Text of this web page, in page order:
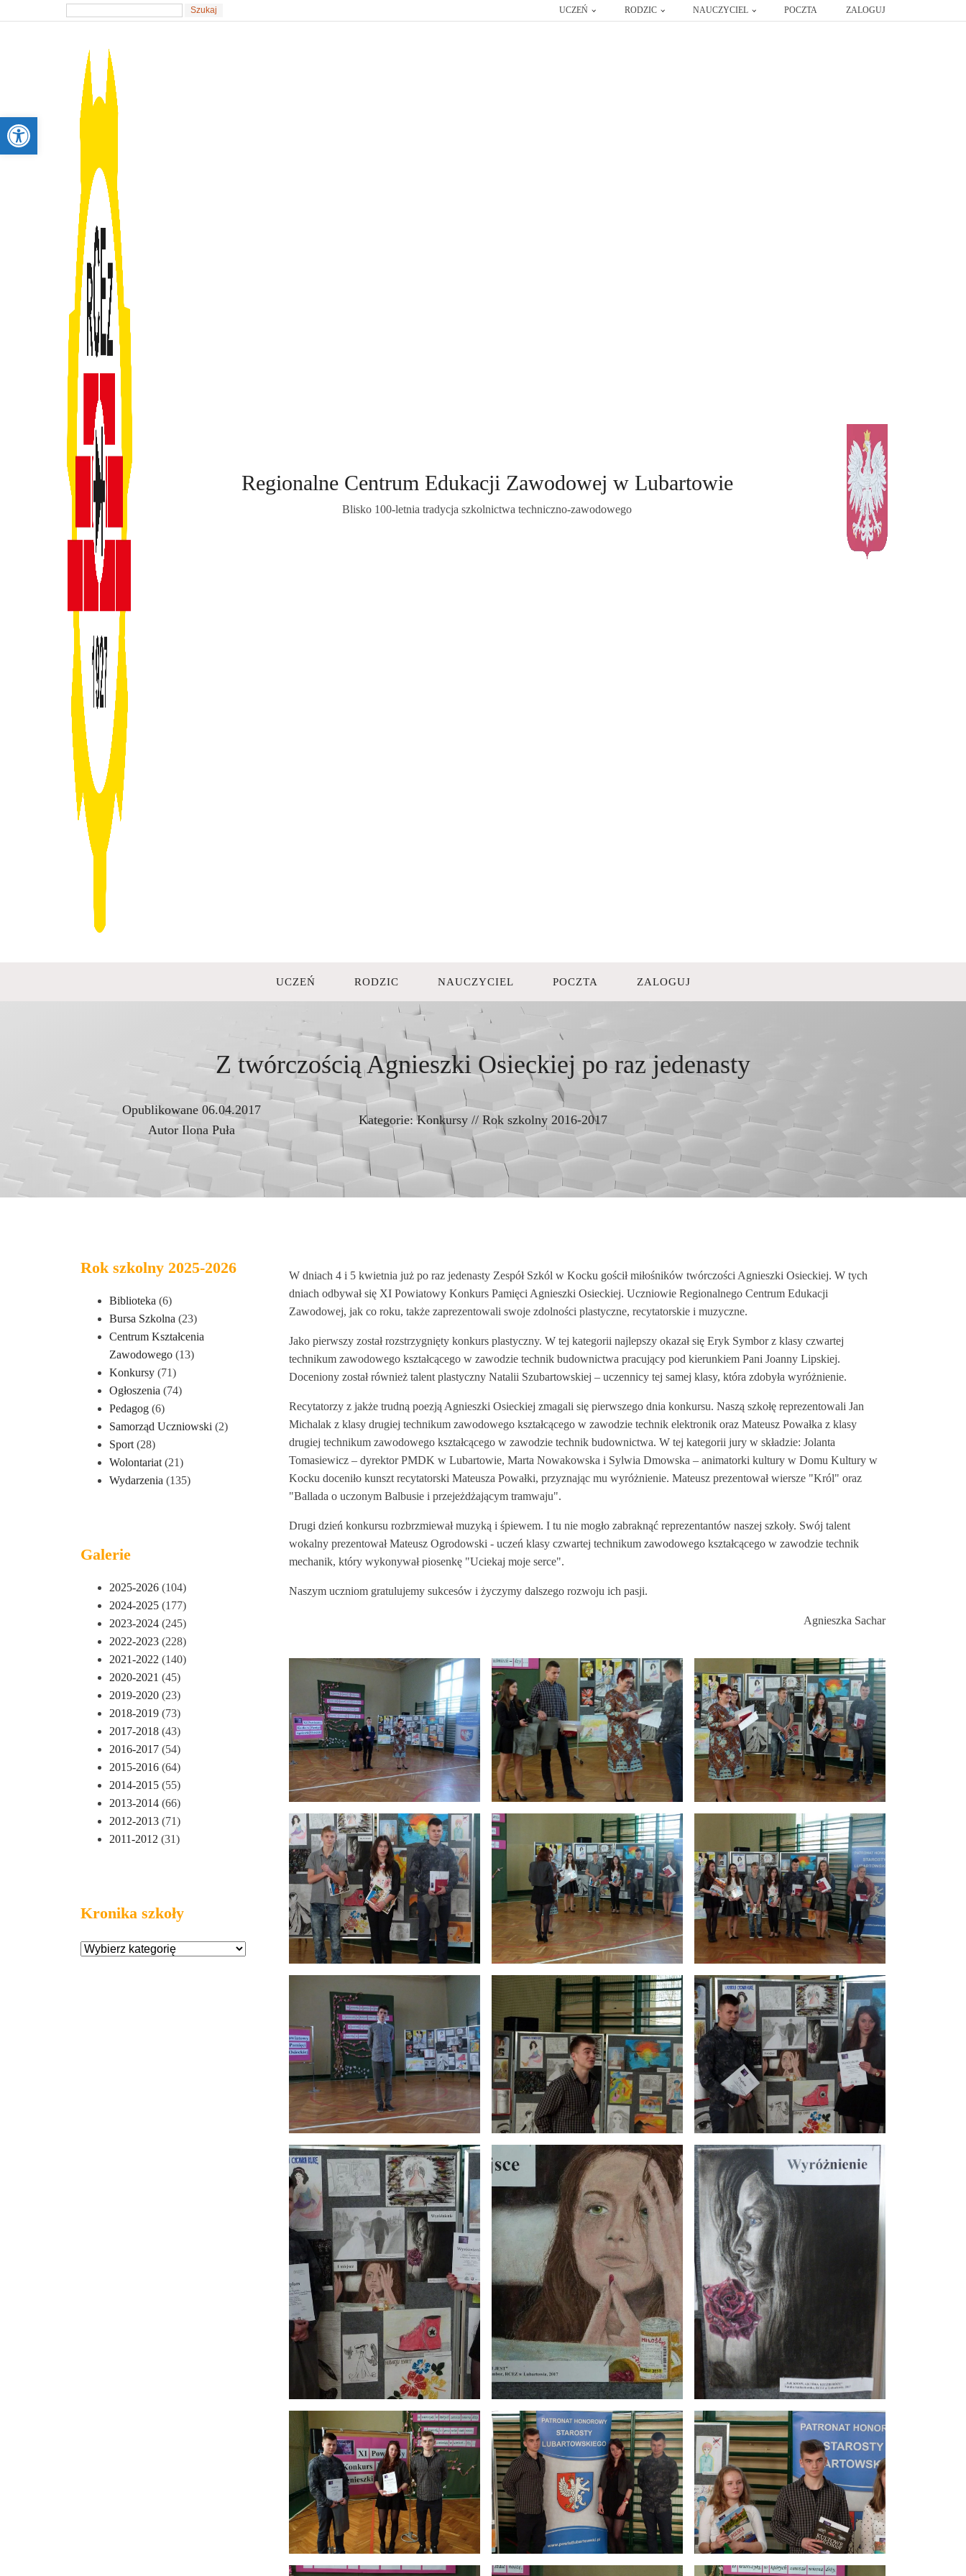
UCZEŃ RODZIC NAUCZYCIEL POCZTA ZALOGUJ
Regionalne Centrum Edukacji Zawodowej w Lubartowie
Blisko 100-letnia tradycja szkolnictwa techniczno-zawodowego
UCZEŃ RODZIC NAUCZYCIEL POCZTA ZALOGUJ
Z twórczością Agnieszki Osieckiej po raz jedenasty
Opublikowane 06.04.2017
Autor Ilona Puła
Kategorie:Konkursy // Rok szkolny 2016-2017
Rok szkolny 2025-2026
Biblioteka (6)
Bursa Szkolna (23)
Centrum Kształcenia
Zawodowego (13)
Konkursy (71)
Ogłoszenia (74)
Pedagog (6)
Samorząd Uczniowski (2)
Sport (28)
Wolontariat (21)
Wydarzenia (135)
Galerie
2025-2026 (104)
2024-2025 (177)
2023-2024 (245)
2022-2023 (228)
2021-2022 (140)
2020-2021 (45)
2019-2020 (23)
2018-2019 (73)
2017-2018 (43)
2016-2017 (54)
2015-2016 (64)
2014-2015 (55)
2013-2014 (66)
2012-2013 (71)
2011-2012 (31)
Kronika szkoły
W dniach 4 i 5 kwietnia już po raz jedenasty Zespół Szkól w Kocku gościł miłośników twórczości Agnieszki Osieckiej. W tych
dniach odbywał się XI Powiatowy Konkurs Pamięci Agnieszki Osieckiej. Uczniowie Regionalnego Centrum Edukacji
Zawodowej, jak co roku, także zaprezentowali swoje zdolności plastyczne, recytatorskie i muzyczne.
Jako pierwszy został rozstrzygnięty konkurs plastyczny. W tej kategorii najlepszy okazał się Eryk Symbor z klasy czwartej
technikum zawodowego kształcącego w zawodzie technik budownictwa pracujący pod kierunkiem Pani Joanny Lipskiej.
Doceniony został również talent plastyczny Natalii Szubartowskiej – uczennicy tej samej klasy, która zdobyła wyróżnienie.
Recytatorzy z jakże trudną poezją Agnieszki Osieckiej zmagali się pierwszego dnia konkursu. Naszą szkołę reprezentowali Jan
Michalak z klasy drugiej technikum zawodowego kształcącego w zawodzie technik elektronik oraz Mateusz Powałka z klasy
drugiej technikum zawodowego kształcącego w zawodzie technik budownictwa. W tej kategorii jury w składzie: Jolanta
Tomasiewicz – dyrektor PMDK w Lubartowie, Marta Nowakowska i Sylwia Dmowska – animatorki kultury w Domu Kultury w
Kocku doceniło kunszt recytatorski Mateusza Powałki, przyznając mu wyróżnienie. Mateusz prezentował wiersze "Król" oraz
"Ballada o uczonym Balbusie i przejeżdżającym tramwaju".
Drugi dzień konkursu rozbrzmiewał muzyką i śpiewem. I tu nie mogło zabraknąć reprezentantów naszej szkoły. Swój talent
wokalny prezentował Mateusz Ogrodowski - uczeń klasy czwartej technikum zawodowego kształcącego w zawodzie technik
mechanik, który wykonywał piosenkę "Uciekaj moje serce".
Naszym uczniom gratulujemy sukcesów i życzymy dalszego rozwoju ich pasji.
Agnieszka Sachar
Otwórz pasek narzędzi